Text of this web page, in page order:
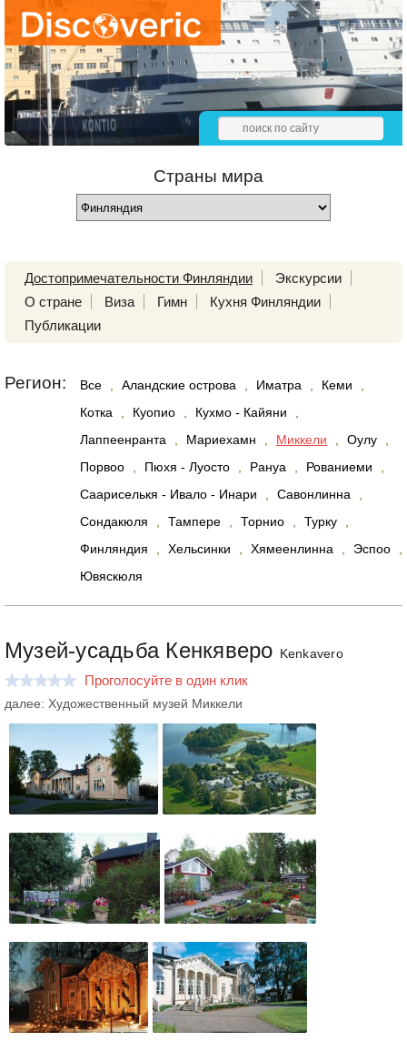
Страны мира
Достопримечательности Финляндии
Экскурсии
О стране
Виза Гимн
Кухня Финляндии
Публикации
Регион: Все Аландские острова Иматра Кеми
Котка
Куопио Кухмо - Кайяни
Лаппеенранта
Мариехамн Миккели Оулу
Порвоо
Пюхя - Луосто Рануа Рованиеми
Саариселькя - Ивало - Инари
Савонлинна
Сондакюля
Тампере Торнио Турку
Финляндия
Хельсинки Хямеенлинна Эспоо
Ювяскюля
Музей-усадьба Кенкяверо Kenkavero
Проголосуйте в один клик
далее: Художественный музей Миккели